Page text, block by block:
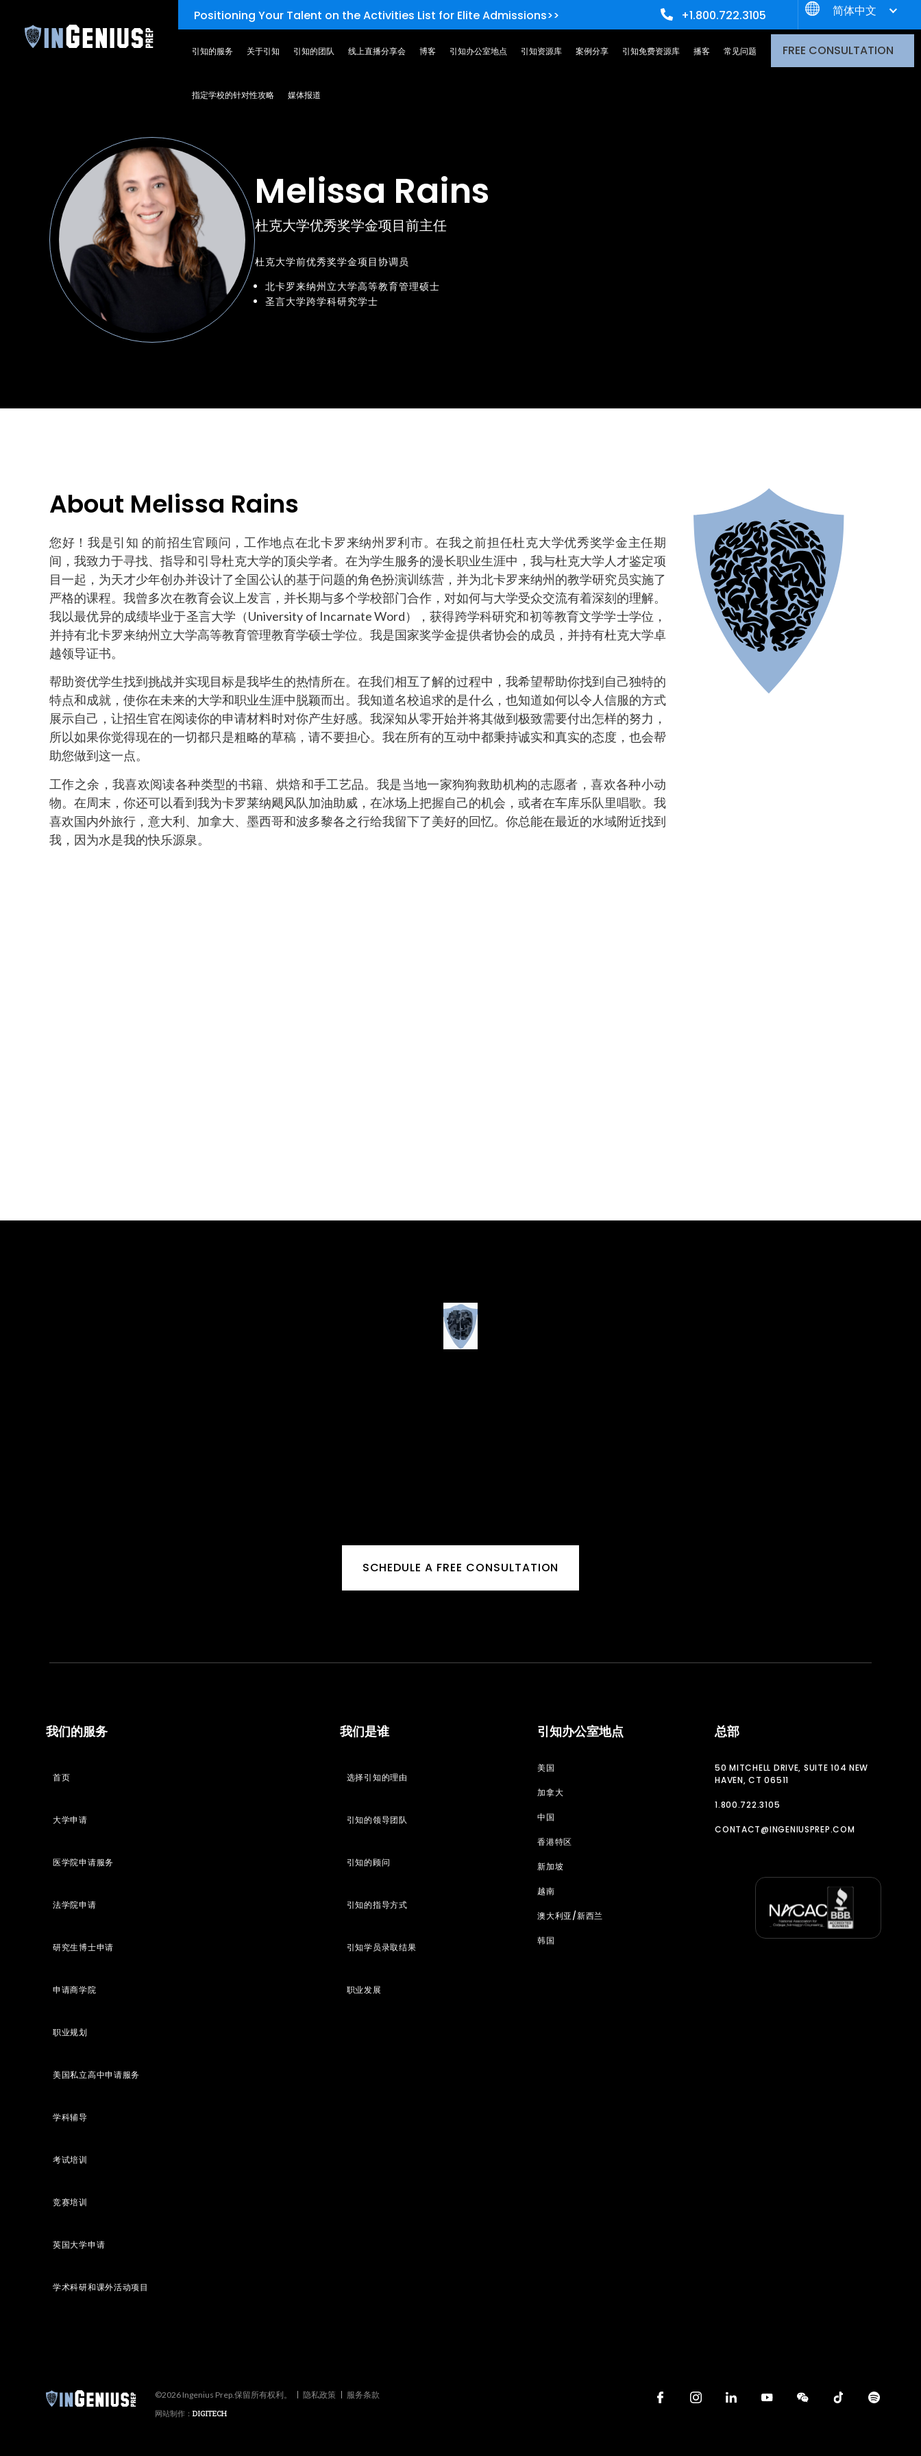
Positioning Your Talent on the Activities List for Elite Admissions>> +1.800.722.3105 简体中文
引知的服务 关于引知 引知的团队 线上直播分享会 博客 引知办公室地点 引知资源库 案例分享 引知免费资源库 播客 常见问题
指定学校的针对性攻略 媒体报道
FREE CONSULTATION
Melissa Rains
杜克大学优秀奖学金项目前主任
杜克大学前优秀奖学金项目协调员
北卡罗来纳州立大学高等教育管理硕士
圣言大学跨学科研究学士
About Melissa Rains
您好！我是引知 的前招生官顾问，工作地点在北卡罗来纳州罗利市。在我之前担任杜克大学优秀奖学金主任期
间，我致力于寻找、指导和引导杜克大学的顶尖学者。在为学生服务的漫长职业生涯中，我与杜克大学人才鉴定项
目一起，为天才少年创办并设计了全国公认的基于问题的角色扮演训练营，并为北卡罗来纳州的教学研究员实施了
严格的课程。我曾多次在教育会议上发言，并长期与多个学校部门合作，对如何与大学受众交流有着深刻的理解。
我以最优异的成绩毕业于圣言大学（University of Incarnate Word），获得跨学科研究和初等教育文学学士学位，
并持有北卡罗来纳州立大学高等教育管理教育学硕士学位。我是国家奖学金提供者协会的成员，并持有杜克大学卓
越领导证书。
帮助资优学生找到挑战并实现目标是我毕生的热情所在。在我们相互了解的过程中，我希望帮助你找到自己独特的
特点和成就，使你在未来的大学和职业生涯中脱颖而出。我知道名校追求的是什么，也知道如何以令人信服的方式
展示自己，让招生官在阅读你的申请材料时对你产生好感。我深知从零开始并将其做到极致需要付出怎样的努力，
所以如果你觉得现在的一切都只是粗略的草稿，请不要担心。我在所有的互动中都秉持诚实和真实的态度，也会帮
助您做到这一点。
工作之余，我喜欢阅读各种类型的书籍、烘焙和手工艺品。我是当地一家狗狗救助机构的志愿者，喜欢各种小动
物。在周末，你还可以看到我为卡罗莱纳飓风队加油助威，在冰场上把握自己的机会，或者在车库乐队里唱歌。我
喜欢国内外旅行，意大利、加拿大、墨西哥和波多黎各之行给我留下了美好的回忆。你总能在最近的水域附近找到
我，因为水是我的快乐源泉。
SCHEDULE A FREE CONSULTATION
我们的服务
首页
大学申请
医学院申请服务
法学院申请
研究生博士申请
申请商学院
职业规划
美国私立高中申请服务
学科辅导
考试培训
竞赛培训
英国大学申请
学术科研和课外活动项目
我们是谁
选择引知的理由
引知的领导团队
引知的顾问
引知的指导方式
引知学员录取结果
职业发展
引知办公室地点
美国
加拿大
中国
香港特区
新加坡
越南
澳大利亚/新西兰
韩国
总部
50 MITCHELL DRIVE, SUITE 104 NEW
HAVEN, CT 06511
1.800.722.3105
CONTACT@INGENIUSPREP.COM
©2026 Ingenius Prep.保留所有权利。 隐私政策
服务条款
网站制作：DIGITECH